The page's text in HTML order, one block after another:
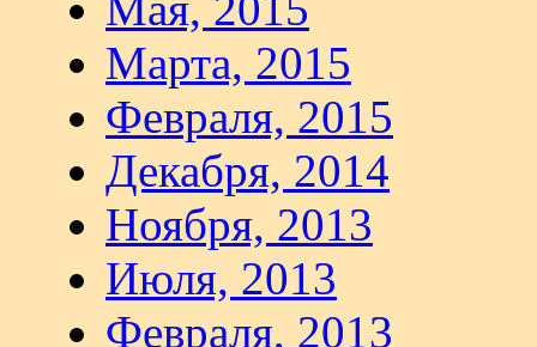
Марта, 2015
Февраля, 2015
Декабря, 2014
Ноября, 2013
Июля, 2013
Февраля, 2013